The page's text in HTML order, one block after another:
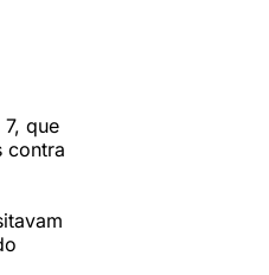
que
contra